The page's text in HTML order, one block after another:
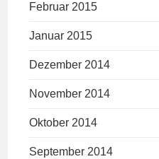
Februar 2015
Januar 2015
Dezember 2014
November 2014
Oktober 2014
September 2014